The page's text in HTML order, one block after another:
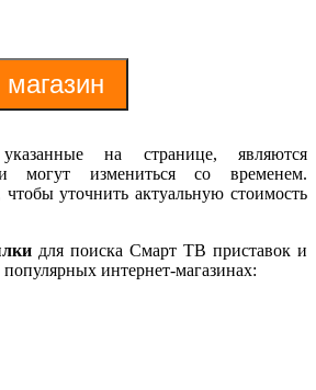
на странице, являются
могут измениться со временем.
уточнить актуальную стоимость
для поиска Смарт ТВ приставок и
интернет-магазинах: